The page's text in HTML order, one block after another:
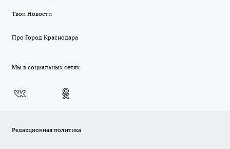
Твои Новости
Про Город Краснодара
Мы в социальных сетях
Редакционная политика